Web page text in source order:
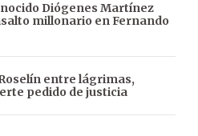
Diógenes Martínez
millonario en Fernando
entre lágrimas,
pedido de justicia